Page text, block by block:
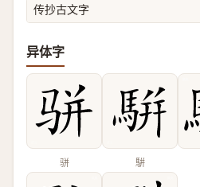
传抄古文字
异体字
骈 騈